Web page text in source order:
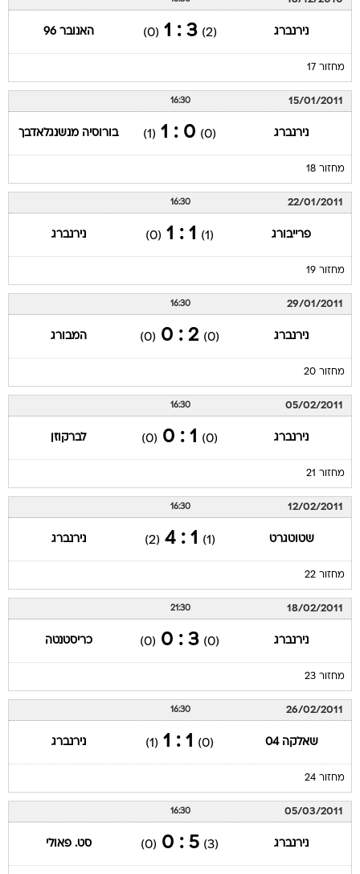
נירנברג (2)
3 : 1
(0) האנובר 96
מחזור 17
15/01/2011
16:30
נירנברג (0)
0 : 1
(1) בורוסיה מנשנגלאדבך
מחזור 18
22/01/2011
16:30
פרייבורג (1)
1 : 1
(0) נירנברג
מחזור 19
29/01/2011
16:30
נירנברג (0)
2 : 0
(0) המבורג
מחזור 20
05/02/2011
16:30
נירנברג (0)
1 : 0
(0) לברקוזן
מחזור 21
12/02/2011
16:30
שטוטגרט (1)
1 : 4
(2) נירנברג
מחזור 22
18/02/2011
21:30
נירנברג (0)
3 : 0
(0) כריסטנטה
מחזור 23
26/02/2011
16:30
שאלקה 04 (0)
1 : 1
(1) נירנברג
מחזור 24
05/03/2011
16:30
נירנברג (3)
5 : 0
(0) סט. פאולי